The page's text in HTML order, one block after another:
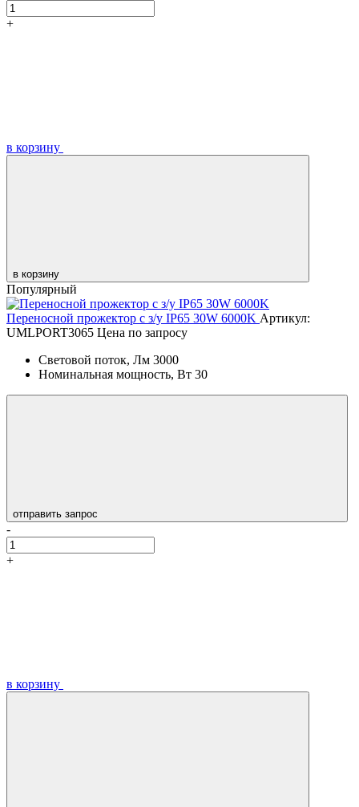
+
в корзину
в корзину
Популярный
Переносной прожектор с з/у IP65 30W 6000K Артикул:
UMLPORT3065 Цена по запросу
Световой поток, Лм 3000
Номинальная мощность, Вт 30
отправить запрос
-
+
в корзину